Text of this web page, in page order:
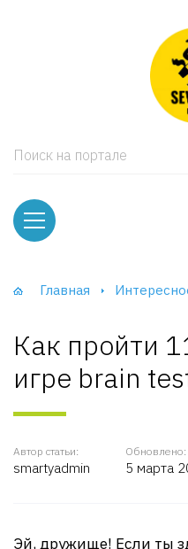
Поиск на портале
Главная
Как пройти
игре brain
Автор статьи:
smartyadmin
Обновлено:
5 марта
Эй, дружище! Если ты
и тумбы
и Шкафы-Купе